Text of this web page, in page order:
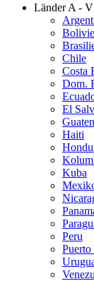
Länder A - V
Chile
Costa
Dom.
El
Haiti
Kuba
Peru